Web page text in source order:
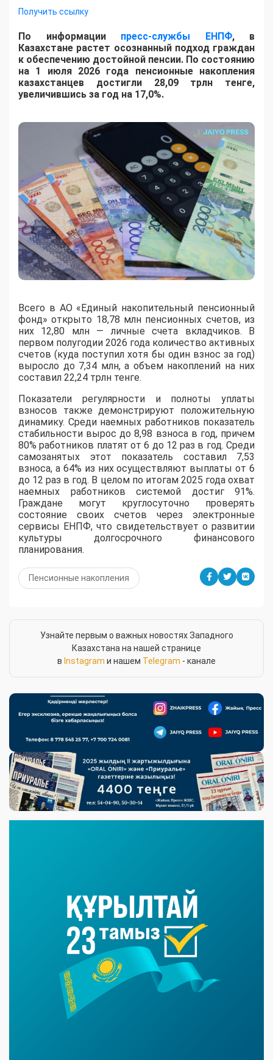
Получить ссылку
По информации пресс-службы ЕНПФ, в
Казахстане растет осознанный подход граждан
к обеспечению достойной пенсии. По состоянию
на 1 июля 2026 года пенсионные накопления
казахстанцев достигли 28,09 трлн тенге,
увеличившись за год на 17,0%.
Всего в АО «Единый накопительный пенсионный
фонд» открыто 18,78 млн пенсионных счетов, из
них 12,80 млн — личные счета вкладчиков. В
первом полугодии 2026 года количество активных
счетов (куда поступил хотя бы один взнос за год)
выросло до 7,34 млн, а объем накоплений на них
составил 22,24 трлн тенге.
Показатели регулярности и полноты уплаты
взносов также демонстрируют положительную
динамику. Среди наемных работников показатель
стабильности вырос до 8,98 взноса в год, причем
80% работников платят от 6 до 12 раз в год. Среди
самозанятых этот показатель составил 7,53
взноса, а 64% из них осуществляют выплаты от 6
до 12 раз в год. В целом по итогам 2025 года охват
наемных работников системой достиг 91%.
Граждане могут круглосуточно проверять
состояние своих счетов через электронные
сервисы ЕНПФ, что свидетельствует о развитии
культуры долгосрочного финансового
планирования.
Пенсионные накопления
Узнайте первым о важных новостях Западного
Казахстана на нашей странице
в Instagram и нашем Telegram - канале